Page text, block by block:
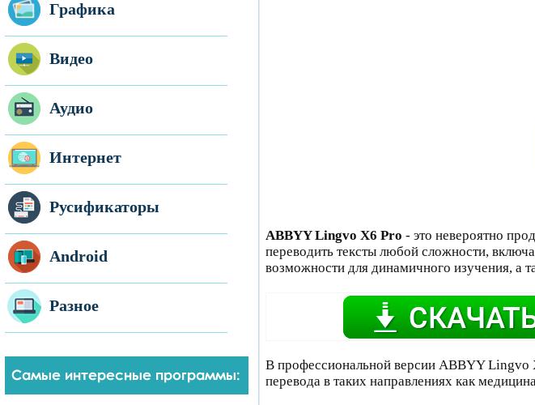
Графика
Видео
Аудио
Интернет
Русификаторы
Android
Разное
ABBYY Lingvo X6 Pro - это невероятно
переводить тексты любой сложности,
возможности для динамичного изучения, а
В профессиональной версии ABBYY Lingvo
перевода в таких направлениях как